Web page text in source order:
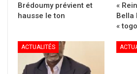
Brédoumy prévient et
hausse le ton
«
Bella
«
ACTUALITÉS